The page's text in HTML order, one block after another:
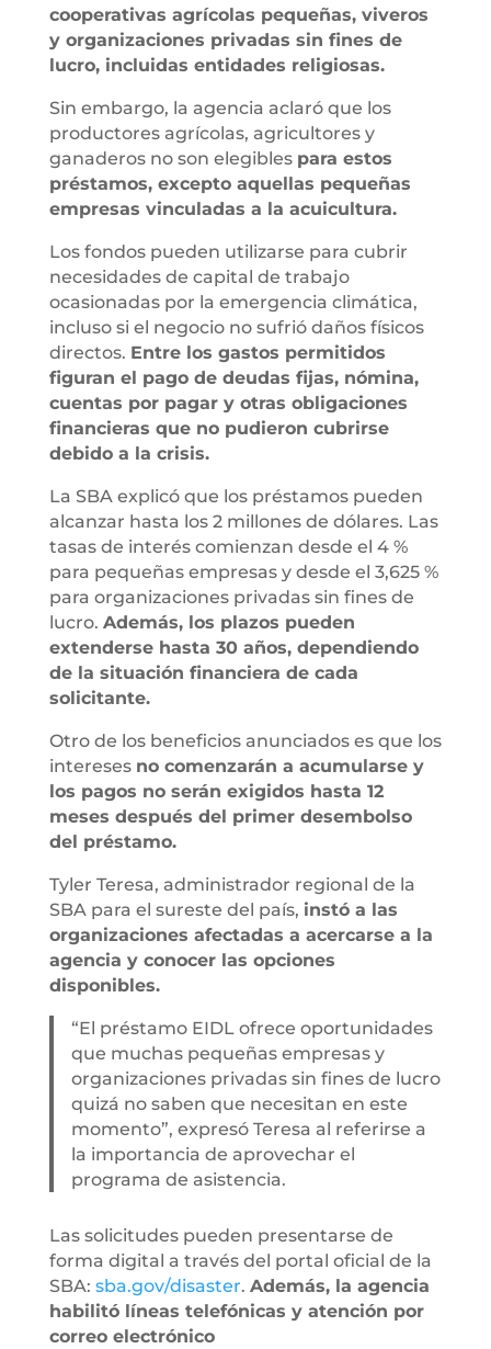
cooperativas agrícolas pequeñas, viveros
y organizaciones privadas sin fines de
lucro, incluidas entidades religiosas.
Sin embargo, la agencia aclaró que los
productores agrícolas, agricultores y
ganaderos no son elegibles para estos
préstamos, excepto aquellas pequeñas
empresas vinculadas a la acuicultura.
Los fondos pueden utilizarse para cubrir
necesidades de capital de trabajo
ocasionadas por la emergencia climática,
incluso si el negocio no sufrió daños físicos
directos. Entre los gastos permitidos
figuran el pago de deudas fijas, nómina,
cuentas por pagar y otras obligaciones
financieras que no pudieron cubrirse
debido a la crisis.
La SBA explicó que los préstamos pueden
alcanzar hasta los 2 millones de dólares. Las
tasas de interés comienzan desde el 4 %
para pequeñas empresas y desde el 3,625 %
para organizaciones privadas sin fines de
lucro. Además, los plazos pueden
extenderse hasta 30 años, dependiendo
de la situación financiera de cada
solicitante.
Otro de los beneficios anunciados es que los
intereses no comenzarán a acumularse y
los pagos no serán exigidos hasta 12
meses después del primer desembolso
del préstamo.
Tyler Teresa, administrador regional de la
SBA para el sureste del país, instó a las
organizaciones afectadas a acercarse a la
agencia y conocer las opciones
disponibles.
“El préstamo EIDL ofrece oportunidades
que muchas pequeñas empresas y
organizaciones privadas sin fines de lucro
quizá no saben que necesitan en este
momento”, expresó Teresa al referirse a
la importancia de aprovechar el
programa de asistencia.
Las solicitudes pueden presentarse de
forma digital a través del portal oficial de la
SBA: sba.gov/disaster. Además, la agencia
habilitó líneas telefónicas y atención por
correo electrónico